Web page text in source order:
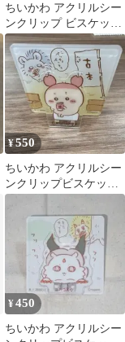
ちいかわ アクリルシー
ンクリップ ビスケット
モモンガ 古本屋
¥550
ちいかわ アクリルシー
ンクリップビスケット
古本屋
¥450
ちいかわ アクリルシー